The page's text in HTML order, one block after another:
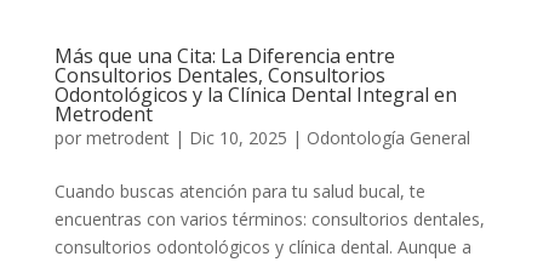
Más que una Cita: La Diferencia entre
Consultorios Dentales, Consultorios
Odontológicos y la Clínica Dental Integral en
Metrodent
por metrodent| Dic 10, 2025 | Odontología General
Cuando buscas atención para tu salud bucal, te
encuentras con varios términos: consultorios dentales,
consultorios odontológicos y clínica dental. Aunque a